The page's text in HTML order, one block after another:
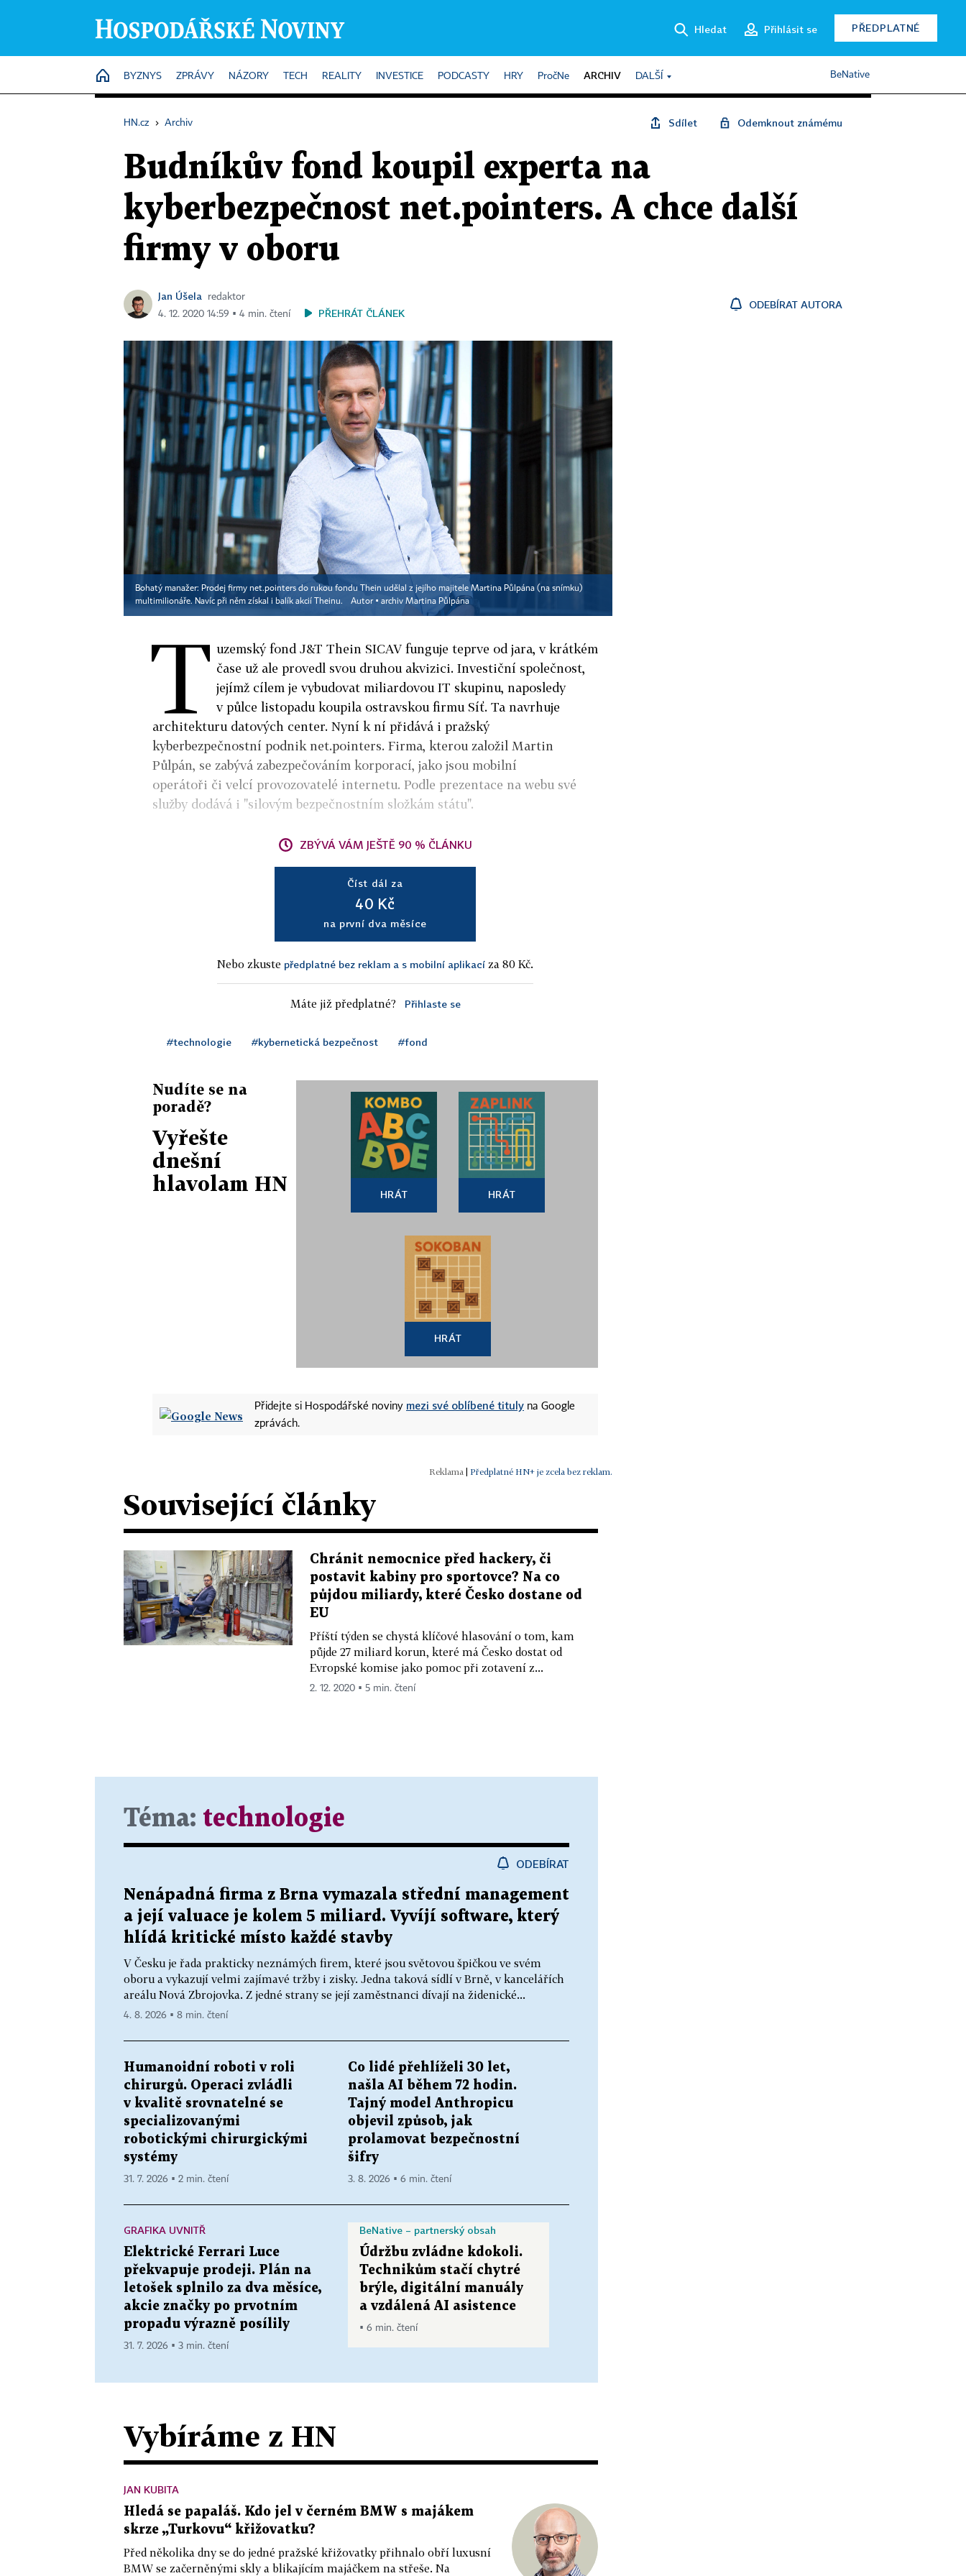
Hledat Přihlásit se PŘEDPLATNÉ
HOME
BYZNYS ZPRÁVY NÁZORY TECH REALITY INVESTICE PODCASTY HRY PročNe ARCHIV DALŠÍ BeNative
HN.cz › Archiv Sdílet Odemknout známému
Budníkův fond koupil experta na
kyberbezpečnost net.pointers. A chce další
firmy v oboru
Jan Úšela
redaktor
4. 12. 2020 14:59 ▪ 4 min. čtení
PŘEHRÁT ČLÁNEK
ODEBÍRAT AUTORA
Bohatý manažer: Prodej firmy net.pointers do rukou fondu Thein udělal z jejího majitele Martina Půlpána (na snímku)
multimilionáře. Navíc při něm získal i balík akcií Theinu.
Autor ▪ archiv Martina Půlpána
T uzemský fond J&T Thein SICAV funguje teprve od jara, v krátkém
čase už ale provedl svou druhou akvizici. Investiční společnost,
jejímž cílem je vybudovat miliardovou IT skupinu, naposledy
v půlce listopadu koupila ostravskou firmu Síť. Ta navrhuje
architekturu datových center. Nyní k ní přidává i pražský
kyberbezpečnostní podnik net.pointers. Firma, kterou založil Martin
Půlpán, se zabývá zabezpečováním korporací, jako jsou mobilní
operátoři či velcí provozovatelé internetu. Podle prezentace na webu své
služby dodává i "silovým bezpečnostním složkám státu".
ZBÝVÁ VÁM JEŠTĚ 90 % ČLÁNKU
Číst dál za
40 Kč
na první dva měsíce
Nebo zkuste předplatné bez reklam a s mobilní aplikací za 80 Kč.
Máte již předplatné? Přihlaste se
#technologie #kybernetická bezpečnost #fond
Nudíte se na
poradě?
Vyřešte
dnešní
hlavolam HN
HRÁT HRÁT
HRÁT
Přidejte si Hospodářské noviny mezi své oblíbené tituly na Google
zprávách.
| Předplatné HN+ je zcela bez reklam.
Související články
Chránit nemocnice před hackery, či
postavit kabiny pro sportovce? Na co
půjdou miliardy, které Česko dostane od
EU
Příští týden se chystá klíčové hlasování o tom, kam
půjde 27 miliard korun, které má Česko dostat od
Evropské komise jako pomoc při zotavení z...
2. 12. 2020 ▪ 5 min. čtení
Téma: technologie
ODEBÍRAT
Nenápadná firma z Brna vymazala střední management
a její valuace je kolem 5 miliard. Vyvíjí software, který
hlídá kritické místo každé stavby
V Česku je řada prakticky neznámých firem, které jsou světovou špičkou ve svém
oboru a vykazují velmi zajímavé tržby i zisky. Jedna taková sídlí v Brně, v kancelářích
areálu Nová Zbrojovka. Z jedné strany se její zaměstnanci dívají na židenické...
4. 8. 2026 ▪ 8 min. čtení
Humanoidní roboti v roli
chirurgů. Operaci zvládli
v kvalitě srovnatelné se
specializovanými
robotickými chirurgickými
systémy
31. 7. 2026 ▪ 2 min. čtení
Co lidé přehlíželi 30 let,
našla AI během 72 hodin.
Tajný model Anthropicu
objevil způsob, jak
prolamovat bezpečnostní
šifry
3. 8. 2026 ▪ 6 min. čtení
GRAFIKA UVNITŘ
Elektrické Ferrari Luce
překvapuje prodeji. Plán na
letošek splnilo za dva měsíce,
akcie značky po prvotním
propadu výrazně posílily
31. 7. 2026 ▪ 3 min. čtení
BeNative – partnerský obsah
Údržbu zvládne kdokoli.
Technikům stačí chytré
brýle, digitální manuály
a vzdálená AI asistence
▪ 6 min. čtení
Vybíráme z HN
JAN KUBITA
Hledá se papaláš. Kdo jel v černém BMW s majákem
skrze „Turkovu“ křižovatku?
Před několika dny se do jedné pražské křižovatky přihnalo obří luxusní
BMW se začerněnými skly a blikajícím majáčkem na střeše. Na